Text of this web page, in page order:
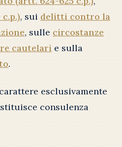
, sui delitti contro la
, sulle circostanze
cautelari e sulla
.
esclusivamente
consulenza